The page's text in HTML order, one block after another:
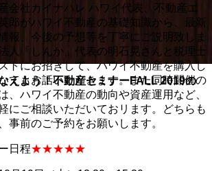
えよう！不動産セミナーFALL 2019の
会社カイナハレ ハワイ代表、不動産エ
郎がハワイ不動産の基礎知識から、最新
報、今後の予想等を丁寧にご説明致しま
人「しんか」代表の明石晃さんと税理士
トにお招きして、ハワイ不動産を購入し
てもお話いただきます。また同時開催の
、ハワイ不動産の動向や資産運用など、
にご相談いただいておリます。どちらも
事前のご予約をお願いします。
日程★★★★★